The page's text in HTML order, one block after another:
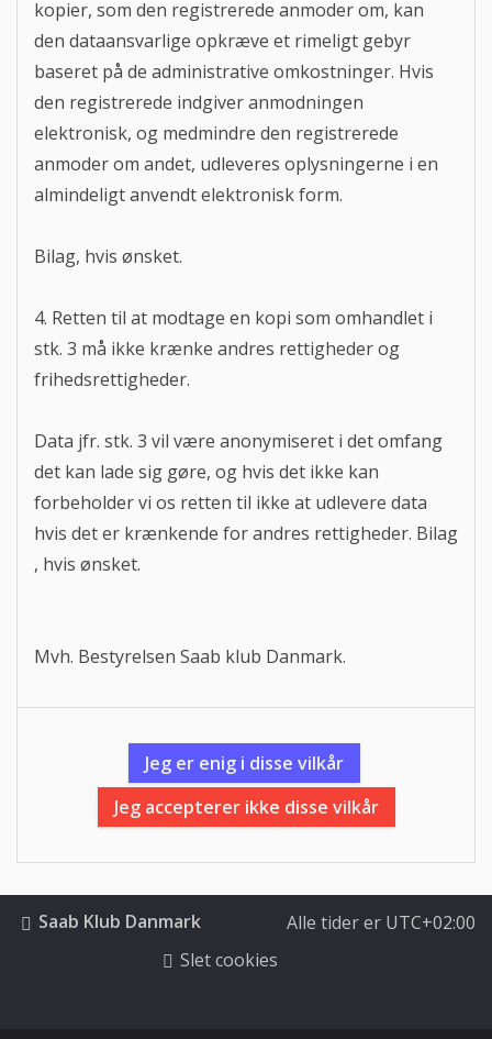
kopier, som den registrerede anmoder om, kan
den dataansvarlige opkræve et rimeligt gebyr
baseret på de administrative omkostninger. Hvis
den registrerede indgiver anmodningen
elektronisk, og medmindre den registrerede
anmoder om andet, udleveres oplysningerne i en
almindeligt anvendt elektronisk form.
Bilag, hvis ønsket.
4. Retten til at modtage en kopi som omhandlet i
stk. 3 må ikke krænke andres rettigheder og
frihedsrettigheder.
Data jfr. stk. 3 vil være anonymiseret i det omfang
det kan lade sig gøre, og hvis det ikke kan
forbeholder vi os retten til ikke at udlevere data
hvis det er krænkende for andres rettigheder. Bilag
, hvis ønsket.
Mvh. Bestyrelsen Saab klub Danmark.
Saab Klub Danmark Alle tider er UTC+02:00
Slet cookies